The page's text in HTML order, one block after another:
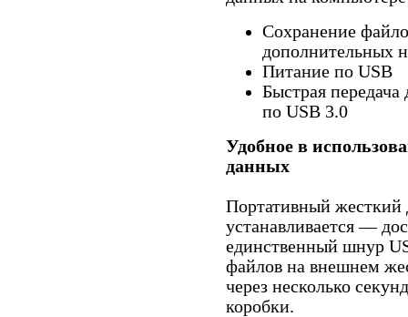
Сохранение
дополнительных
Питание по USB
Быстрая
по USB 3.0
Удобное в
данных
Портативный жесткий
устанавливается —
единственный шнур
файлов на внешнем
через несколько
коробки.